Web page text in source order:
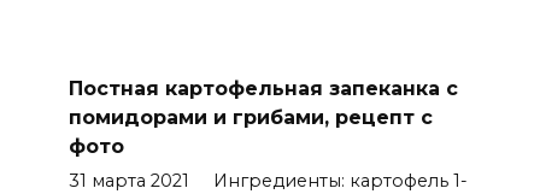
Постная картофельная запеканка с
помидорами и грибами, рецепт с
фото
31 марта 2021 Ингредиенты: картофель 1-